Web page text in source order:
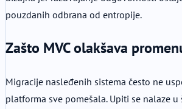
pouzdanih odbrana od entropije.
Zašto MVC olakšava
Migracije nasleđenih sistema često ne
platforma sve pomešala. Upiti se nalaze u